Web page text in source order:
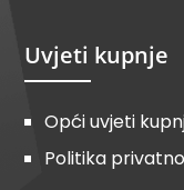
Uvjeti kupnje
Opći uvjeti
Politika